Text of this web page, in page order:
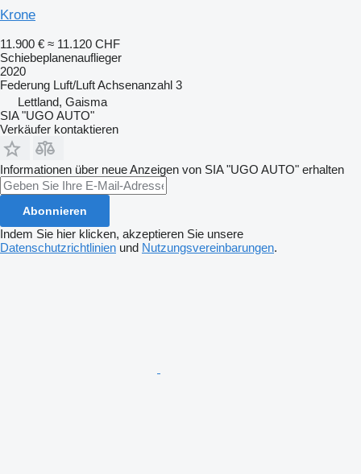
Krone
11.900 € ≈ 11.120 CHF
Schiebeplanenauflieger
2020
Federung Luft/LuftAchsenanzahl 3
Lettland, Gaisma
SIA "UGO AUTO"
Verkäufer kontaktieren
Informationen über neue Anzeigen von SIA "UGO AUTO" erhalten
Abonnieren
Indem Sie hier klicken, akzeptieren Sie unsere
Datenschutzrichtlinien und Nutzungsvereinbarungen.